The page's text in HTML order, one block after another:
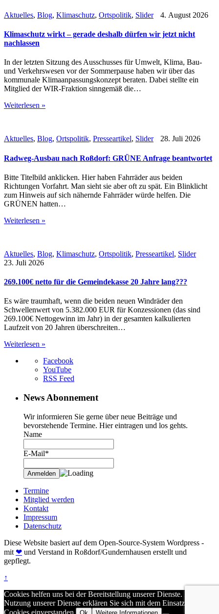
Aktuelles, Blog, Klimaschutz, Ortspolitik, Slider 4. August 2026
Klimaschutz wirkt – gerade deshalb dürfen wir jetzt nicht
nachlassen
In der letzten Sitzung des Ausschusses für Umwelt, Klima, Bau-
und Verkehrswesen vor der Sommerpause haben wir über das
kommunale Klimaanpassungskonzept beraten. Dabei stellte ein
Mitglied der WIR-Fraktion sinngemäß die…
Weiterlesen »
Aktuelles, Blog, Ortspolitik, Presseartikel, Slider 28. Juli 2026
Radweg-Ausbau nach Roßdorf: GRÜNE Anfrage beantwortet
Bitte Titelbild anklicken. Hier haben Fahrräder aus beiden
Richtungen Vorfahrt. Man sieht sie aber oft zu spät. Ein Blinklicht
zum Hinweis auf sich nähernde Fahrräder würde helfen. Die
GRÜNEN hatten…
Weiterlesen »
Aktuelles, Blog, Klimaschutz, Ortspolitik, Presseartikel, Slider
23. Juli 2026
269.100€ netto für die Gemeindekasse 20 Jahre lang???
Es wäre traumhaft, wenn die beiden neuen Windräder den
Schwellenwert von 5.382.000 EUR für Konzessionen (das sind
269.100€ Nettogewinn im Jahr) in der gesamten kalkulierten
Laufzeit von 20 Jahren überschreiten…
Weiterlesen »
Facebook
YouTube
RSS Feed
News Abonnement
Wir informieren Sie gerne über neue Beiträge und
bevorstehende Termine. Hier eintragen und los gehts.
Name
E-Mail*
Termine
Mitglied werden
Kontakt
Impressum
Datenschutz
Diese Website basiert auf dem Open-Source-System Wordpress -
mit ❤ und Verstand in Roßdorf/Gundernhausen erstellt und
gepflegt.
↑
Cookies helfen uns bei der Bereitstellung unserer Dienste. Durch die
Nutzung unserer Dienste erklären Sie sich mit dem Einsatz von
Cookies einverstanden.